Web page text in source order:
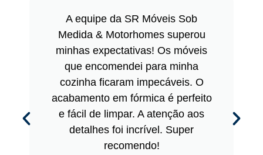
A equipe da SR Móveis Sob
Medida & Motorhomes superou
minhas expectativas! Os móveis
que encomendei para minha
cozinha ficaram impecáveis. O
acabamento em fórmica é perfeito
e fácil de limpar. A atenção aos
detalhes foi incrível. Super
recomendo!